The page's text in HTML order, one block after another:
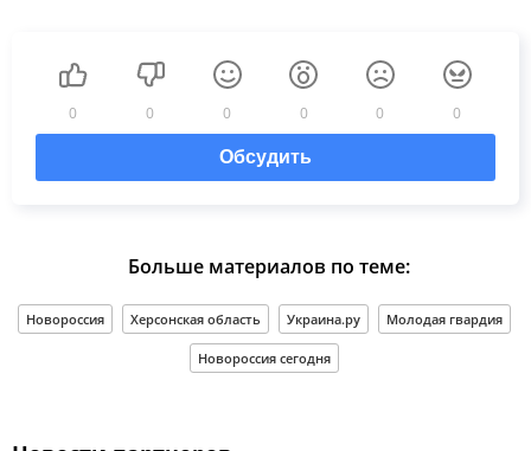
0 0 0 0 0 0
Обсудить
Больше материалов по теме:
Новороссия Херсонская область Украина.ру Молодая гвардия
Новороссия сегодня